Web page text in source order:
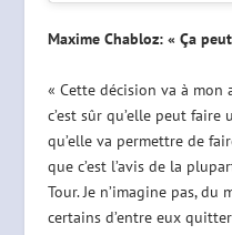
Maxime Chabloz: « Ça
« Cette décision va à mon
c’est sûr qu’elle peut faire
qu’elle va permettre de
que c’est l’avis de la
Tour. Je n’imagine pas,
certains d’entre eux